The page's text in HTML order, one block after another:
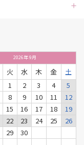
2026年9月
火 水 木 金
土
1
2 3 4
5
8 9 10 11
12
15 16 17 18
19
22 23 24 25
26
29 30